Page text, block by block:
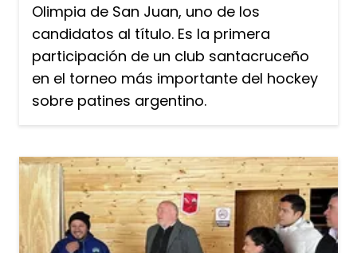
Olimpia de San Juan, uno de los
candidatos al título. Es la primera
participación de un club santacruceño
en el torneo más importante del hockey
sobre patines argentino.